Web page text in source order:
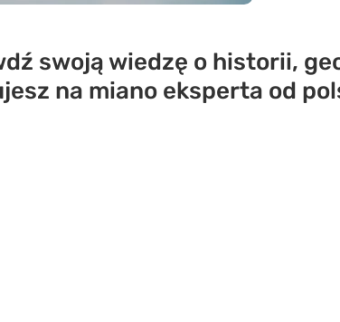
swoją wiedzę o historii,
na miano eksperta od